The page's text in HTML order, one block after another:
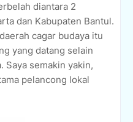
diantara 2
dan Kabupaten Bantul.
cagar budaya itu
yang datang selain
Saya semakin yakin,
pelancong lokal